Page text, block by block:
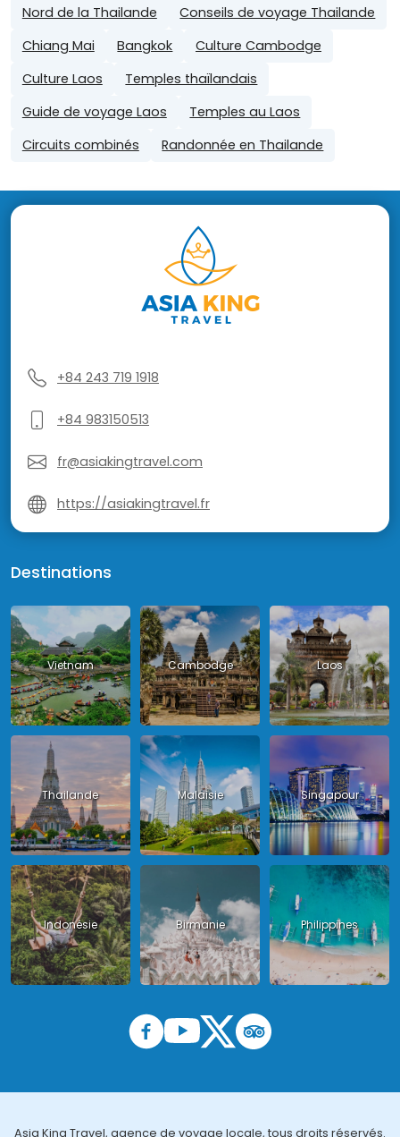
Nord de la Thailande
Conseils de voyage Thailande
Chiang Mai
Bangkok
Culture Cambodge
Culture Laos
Temples thaïlandais
Guide de voyage Laos
Temples au Laos
Circuits combinés
Randonnée en Thailande
+84 243 719 1918
+84 983150513
fr@asiakingtravel.com
https://asiakingtravel.fr
Destinations
Vietnam Cambodge Laos
Thailande Malaisie Singapour
Indonésie Birmanie Philippines
Asia King Travel, agence de voyage locale, tous droits réservés.